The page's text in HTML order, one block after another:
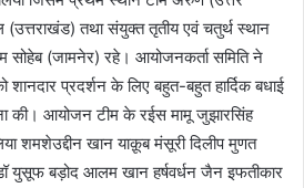
(उत्तराखंड) तथा संयुक्त तृतीय एवं चतुर्थ स्थान
सोहेब (जामनेर) रहे। आयोजनकर्ता समिति ने
शानदार प्रदर्शन के लिए बहुत-बहुत हार्दिक बधाई
की। आयोजन टीम के रईस मामू जुझारसिंह
शमशेउद्दीन खान याक़ूब मंसूरी दिलीप मुणत
युसूफ बड़ोद आलम खान हर्षवर्धन जैन इफतीकार